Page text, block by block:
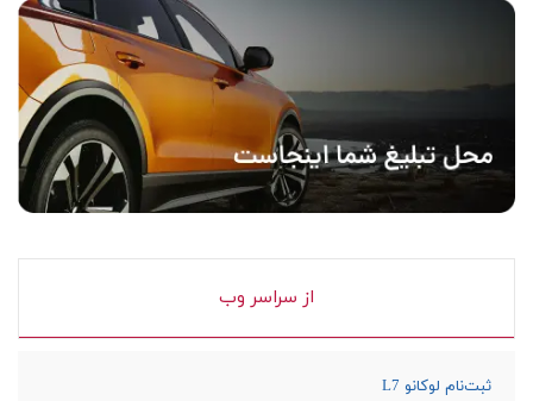
از سراسر وب
ثبت‌نام لوکانو L7